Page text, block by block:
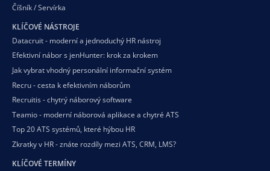
Číšník / Servírka
KLÍČOVÉ NÁSTROJE
Datacruit - moderní a jednoduchý HR nástroj
Efektivní nábor s jenHunter: krok za krokem
Jak vybrat vhodný personální informační systém
Recru - cesta k efektivním náborům
Recruitis - chytrý náborový software
Teamio - moderní náborová aplikace a chytré ATS
Top 20 ATS systémů, které hýbou HR
Zkratky v HR - znáte rozdíly mezi ATS, CRM, LMS?
KLÍČOVÉ TERMÍNY